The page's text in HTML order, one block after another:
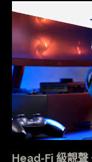
Head-Fi 級靚聲